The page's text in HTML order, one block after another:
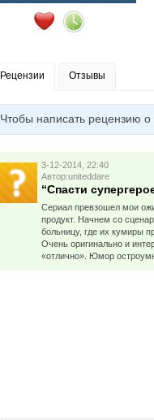
Рецензии
Чтобы написать рецензию
3-12-2014, 22:40
Автор:uniteddare
“Спасти
Сериал превзошел мои
продукт. Начнем со
больницу, где их кумиры
Очень оригинально и
«отлично». Юмор
Отзывы